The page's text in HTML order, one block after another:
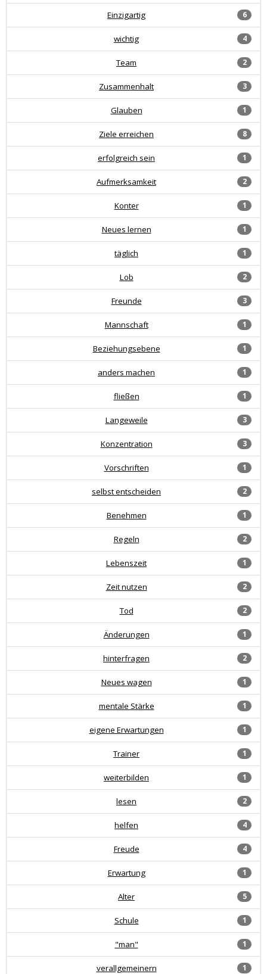
6
Einzigartig
4
wichtig
2
Team
3
Zusammenhalt
1
Glauben
8
Ziele erreichen
1
erfolgreich sein
2
Aufmerksamkeit
1
Konter
1
Neues lernen
1
täglich
2
Lob
3
Freunde
1
Mannschaft
1
Beziehungsebene
1
anders machen
1
fließen
3
Langeweile
3
Konzentration
1
Vorschriften
2
selbst entscheiden
1
Benehmen
2
Regeln
1
Lebenszeit
2
Zeit nutzen
2
Tod
1
Änderungen
2
hinterfragen
1
Neues wagen
1
mentale Stärke
1
eigene Erwartungen
1
Trainer
1
weiterbilden
2
lesen
4
helfen
4
Freude
1
Erwartung
5
Alter
1
Schule
1
"man"
1
verallgemeinern